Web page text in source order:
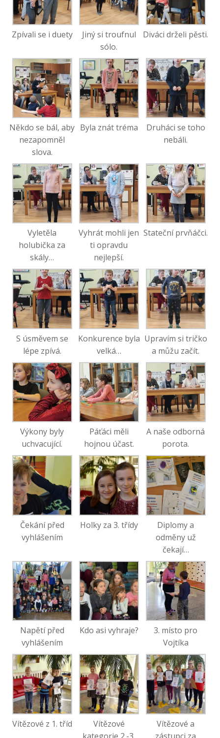
Zpívali se i duety
Jiný si troufnul
sólo.
Diváci drželi pěsti.
Někdo se bál, aby
nezapomněl
slova.
Byla znát tréma
Druháci se toho
nebáli.
Vyletěla
holubička za
skály…
Vyhrát mohli jen
ti opravdu
nejlepší.
Stateční prvňáčci.
S úsměvem se
lépe zpívá.
Konkurence byla
velká…
Upravím si tričko
a můžu začít.
Výkony byly
uchvacující.
Páťáci měli
hojnou účast.
A naše odborná
porota.
Čekání před
vyhlášením
Holky za 3. třídy
Diplomy a
odměny už
čekají…
Napětí před
vyhlášením
Kdo asi vyhraje?
3. místo pro
Vojtíka
Vítězové z 1. tříd
Vítězové
kategorie 2.-3.
Vítězové a
zástupci za